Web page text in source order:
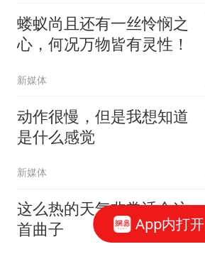
蝼蚁尚且还有一丝怜悯之
心，何况万物皆有灵性！
新媒体
动作很慢，但是我想知道
是什么感觉
新媒体
这么热的天气非常适合这
首曲子
App内打开